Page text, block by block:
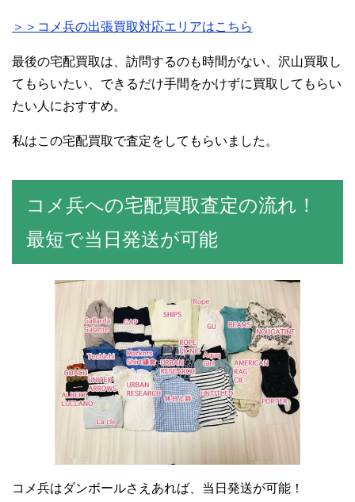
＞＞コメ兵の出張買取対応エリアはこちら
最後の宅配買取は、訪問するのも時間がない、沢山買取し
てもらいたい、できるだけ手間をかけずに買取してもらい
たい人におすすめ。
私はこの宅配買取で査定をしてもらいました。
コメ兵への宅配買取査定の流れ！
最短で当日発送が可能
コメ兵はダンボールさえあれば、当日発送が可能！